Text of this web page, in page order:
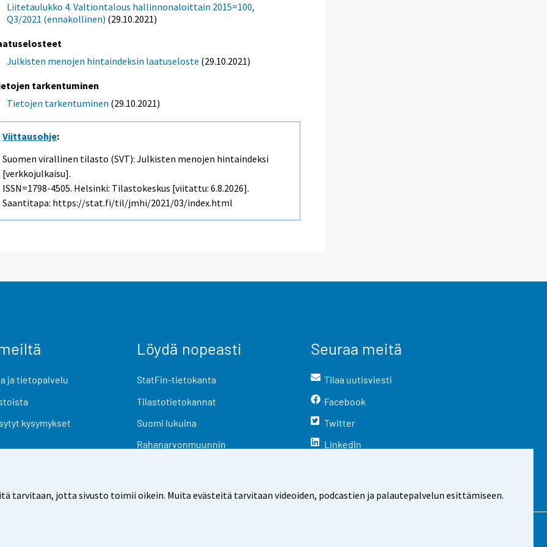
tarvitaan, jotta sivusto toimii oikein. Muita evästeitä tarvitaan videoiden, podcastien ja palautepalvelun esittämiseen.
Liitetaulukko 4. Valtiontalous hallinnonaloittain 2015=100,
Q3/2021 (ennakollinen) (29.10.2021)
Julkisten menojen hintaindeksin laatuseloste (29.10.2021)
tarkentuminen
Tietojen tarkentuminen (29.10.2021)
Viittausohje:
Suomen virallinen tilasto (SVT): Julkisten menojen hintaindeksi
[verkkojulkaisu].
ISSN=1798-4505. Helsinki: Tilastokeskus [viitattu: 6.8.2026].
Saantitapa: https://stat.fi/til/jmhi/2021/03/index.html
ja tietopalvelu
kysymykset
Löydä nopeasti
StatFin-tietokanta
Tilastotietokannat
Suomi lukuina
Rahanarvonmuunnin
Seuraa meitä
Tilaa uutisviesti
Facebook
Twitter
LinkedIn